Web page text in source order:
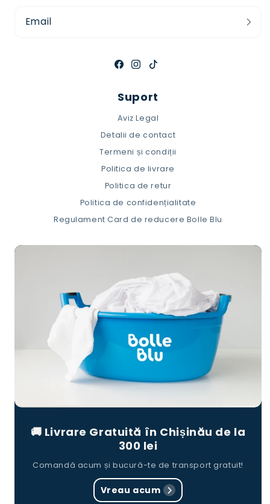
Email
Facebook
Instagram
TikTok
Suport
Aviz Legal
Detalii de contact
Termeni și condiții
Politica de livrare
Politica de retur
Politica de confidențialitate
Regulament Card de reducere Bolle Blu
🚚 Livrare Gratuită în Chișinău de la
300 lei
Comandă acum și bucură-te de transport gratuit!
Vreau acum